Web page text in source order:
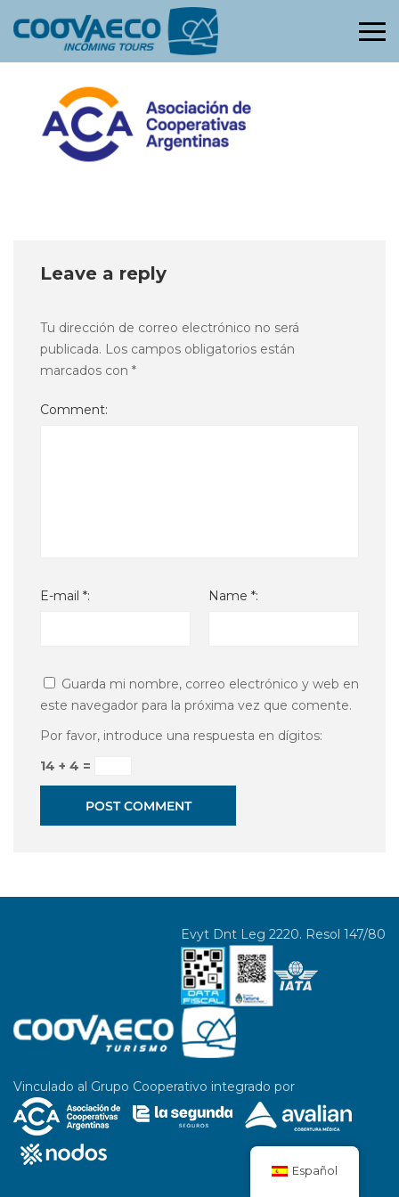
Primary
Menu
Leave a reply
Tu dirección de correo electrónico no será
publicada. Los campos obligatorios están
marcados con *
Comment:
E-mail *: Name *:
Guarda mi nombre, correo electrónico y web en
este navegador para la próxima vez que comente.
Por favor, introduce una respuesta en dígitos:
14 + 4 =
Evyt Dnt Leg 2220. Resol 147/80
Vinculado al Grupo Cooperativo integrado por
Español